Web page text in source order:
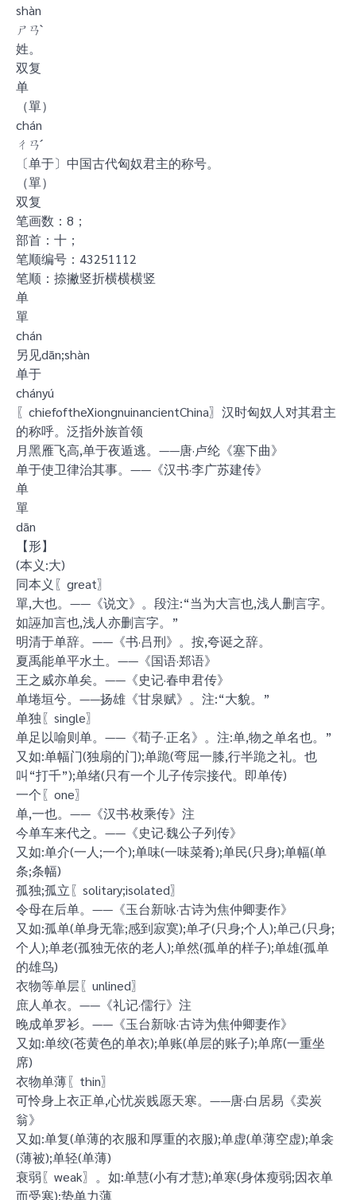
shàn
ㄕㄢˋ
姓。
双复
单
（單）
chán
ㄔㄢˊ
〔单于〕中国古代匈奴君主的称号。
（單）
双复
笔画数：8；
部首：十；
笔顺编号：43251112
笔顺：捺撇竖折横横横竖
单
單
chán
另见dān;shàn
单于
chányú
〖chiefoftheXiongnuinancientChina〗汉时匈奴人对其君主
的称呼。泛指外族首领
月黑雁飞高,单于夜遁逃。——唐·卢纶《塞下曲》
单于使卫律治其事。——《汉书·李广苏建传》
单
單
dān
【形】
(本义:大)
同本义〖great〗
單,大也。——《说文》。段注:“当为大言也,浅人删言字。
如誣加言也,浅人亦删言字。”
明清于单辞。——《书·吕刑》。按,夸诞之辞。
夏禹能单平水土。——《国语·郑语》
王之威亦单矣。——《史记·春申君传》
单埢垣兮。——扬雄《甘泉赋》。注:“大貌。”
单独〖single〗
单足以喻则单。——《荀子·正名》。注:单,物之单名也。”
又如:单幅门(独扇的门);单跪(弯屈一膝,行半跪之礼。也
叫“打千”);单绪(只有一个儿子传宗接代。即单传)
一个〖one〗
单,一也。——《汉书·枚乘传》注
今单车来代之。——《史记·魏公子列传》
又如:单介(一人;一个);单味(一味菜肴);单民(只身);单幅(单
条;条幅)
孤独;孤立〖solitary;isolated〗
令母在后单。——《玉台新咏·古诗为焦仲卿妻作》
又如:孤单(单身无靠;感到寂寞);单孑(只身;个人);单己(只身;
个人);单老(孤独无依的老人);单然(孤单的样子);单雄(孤单
的雄鸟)
衣物等单层〖unlined〗
庶人单衣。——《礼记·儒行》注
晚成单罗衫。——《玉台新咏·古诗为焦仲卿妻作》
又如:单绞(苍黄色的单衣);单账(单层的账子);单席(一重坐
席)
衣物单薄〖thin〗
可怜身上衣正单,心忧炭贱愿天寒。——唐·白居易《卖炭
翁》
又如:单复(单薄的衣服和厚重的衣服);单虚(单薄空虚);单衾
(薄被);单轻(单薄)
衰弱〖weak〗。如:单慧(小有才慧);单寒(身体瘦弱;因衣单
而受寒);势单力薄